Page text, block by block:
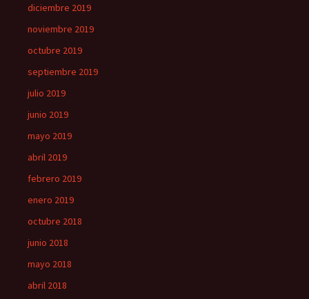
diciembre 2019
noviembre 2019
octubre 2019
septiembre 2019
julio 2019
junio 2019
mayo 2019
abril 2019
febrero 2019
enero 2019
octubre 2018
junio 2018
mayo 2018
abril 2018